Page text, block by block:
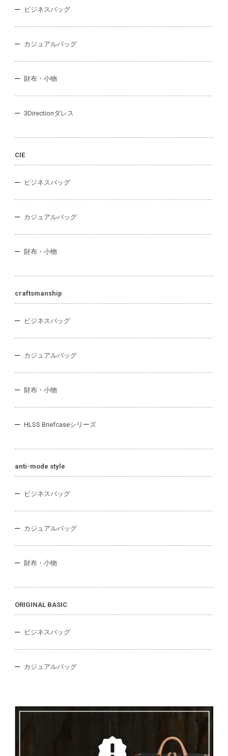
ビジネスバッグ
カジュアルバッグ
財布・小物
3Directionダレス
CIE
ビジネスバッグ
カジュアルバッグ
財布・小物
craftsmanship
ビジネスバッグ
カジュアルバッグ
財布・小物
HLSS Briefcaseシリーズ
anti-mode style
ビジネスバッグ
カジュアルバッグ
財布・小物
ORIGINAL BASIC
ビジネスバッグ
カジュアルバッグ